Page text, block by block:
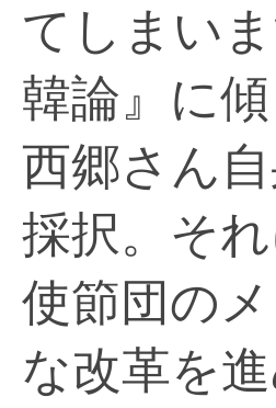
てしまい
韓論』に
西郷さん
採択。そ
使節団の
な改革を